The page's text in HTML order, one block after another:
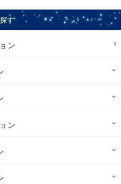
す
ン
ン